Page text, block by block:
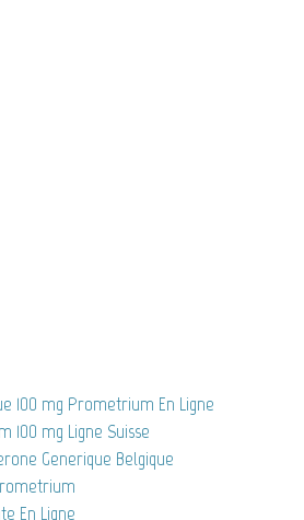
100 mg Prometrium En Ligne
100 mg Ligne Suisse
Generique Belgique
En Ligne